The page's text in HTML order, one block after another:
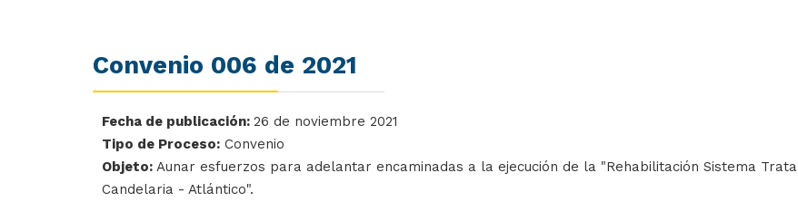
Convenio 006 de 2021
Fecha de publicación: 26 de noviembre 2021
Tipo de Proceso: Convenio
Objeto: Aunar esfuerzos para adelantar encaminadas a la ejecución de la "Rehabilitación Sistema
Candelaria - Atlántico".